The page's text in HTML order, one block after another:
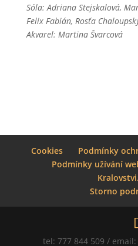
Sóla: Adriana Stejskalová,
Felix Fabián, Rosťa
Akvarel: Martina Švarcová
Cookies
Podmínky
Podmínky užívání
Storno
tel: 777 844 509 /